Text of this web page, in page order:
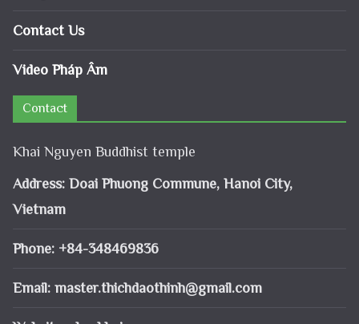
Contact Us
Video Pháp Âm
Contact
Khai Nguyen Buddhist temple
Address: Doai Phuong Commune, Hanoi City,
Vietnam
Phone: +84-348469836
Email: master.thichdaothinh@gmail.com